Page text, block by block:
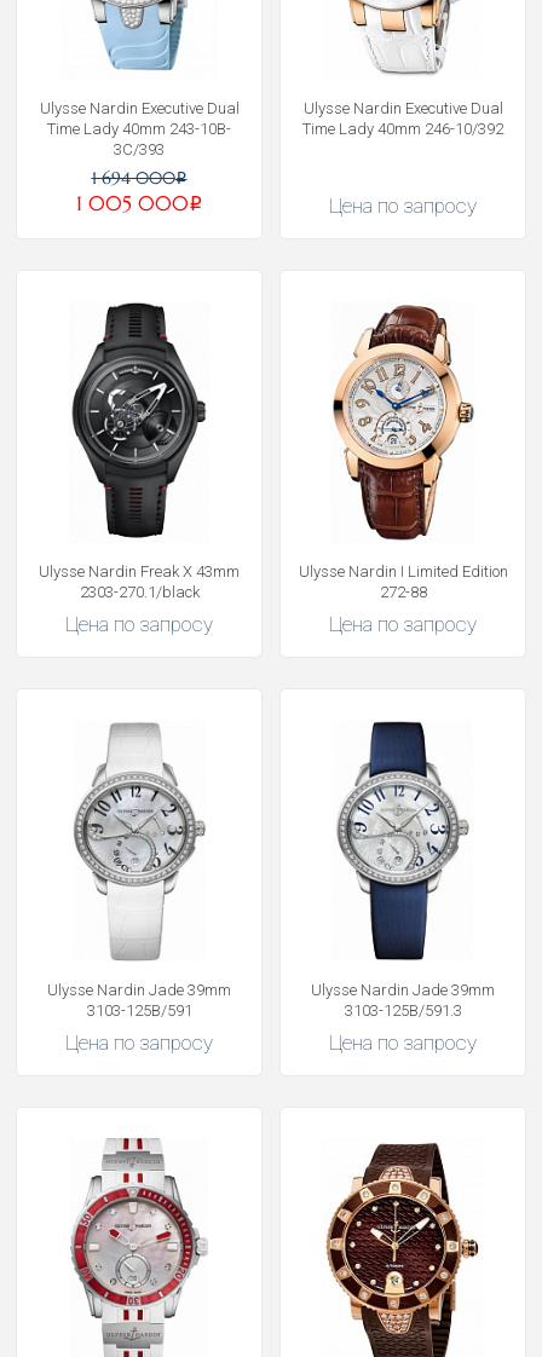
Ulysse Nardin Executive Dual
Time Lady 40mm 243-10B-
3C/393
1 694 000i
1 005 000i
Ulysse Nardin Executive Dual
Time Lady 40mm 246-10/392
Цена по запросу
Ulysse Nardin Freak X 43mm
2303-270.1/black
Цена по запросу
Ulysse Nardin I Limited Edition
272-88
Цена по запросу
Ulysse Nardin Jade 39mm
3103-125B/591
Цена по запросу
Ulysse Nardin Jade 39mm
3103-125B/591.3
Цена по запросу